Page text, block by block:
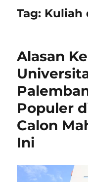
Tag: Kuliah
Alasan
Populer
Calon
Ini